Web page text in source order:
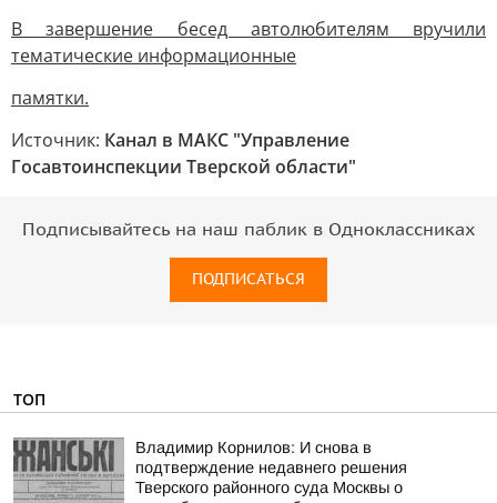
В завершение бесед автолюбителям вручили
тематические информационные
памятки.
Источник: Канал в МАКС "Управление
Госавтоинспекции Тверской области"
Подписывайтесь на наш паблик в Одноклассниках
ПОДПИСАТЬСЯ
ТОП
Владимир Корнилов: И снова в
подтверждение недавнего решения
Тверского районного суда Москвы о